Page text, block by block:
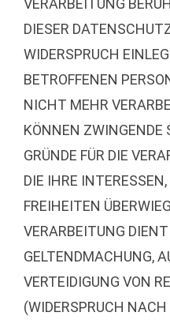
VERARBEITUNG
DIESER
WIDERSPRUCH
BETROFFENEN
NICHT MEHR
KÖNNEN ZWINGENDE
GRÜNDE FÜR DIE
DIE IHRE
FREIHEITEN
VERARBEITUNG DIENT
GELTENDMACHUNG,
VERTEIDIGUNG VON
(WIDERSPRUCH